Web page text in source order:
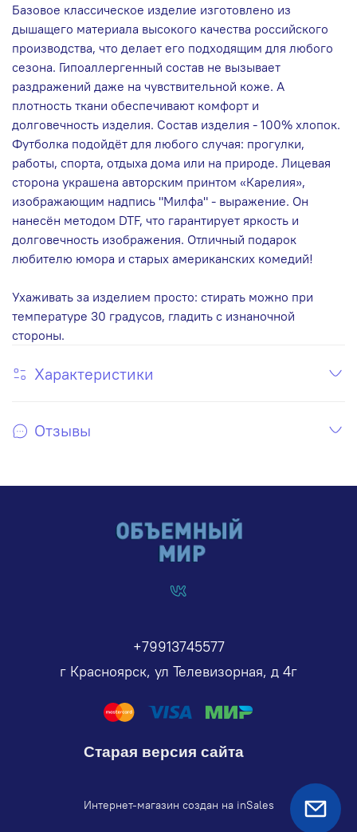
Базовое классическое изделие изготовлено из
дышащего материала высокого качества российского
производства, что делает его подходящим для любого
сезона. Гипоаллергенный состав не вызывает
раздражений даже на чувствительной коже. А
плотность ткани обеспечивают комфорт и
долговечность изделия. Состав изделия - 100% хлопок.
Футболка подойдёт для любого случая: прогулки,
работы, спорта, отдыха дома или на природе. Лицевая
сторона украшена авторским принтом «Карелия»,
изображающим надпись "Милфа" - выражение. Он
нанесён методом DTF, что гарантирует яркость и
долговечность изображения. Отличный подарок
любителю юмора и старых американских комедий!
Ухаживать за изделием просто: стирать можно при
температуре 30 градусов, гладить с изнаночной
стороны.
Характеристики
Отзывы
+79913745577
г Красноярск, ул Телевизорная, д 4г
Старая версия сайта
Интернет-магазин создан на inSales